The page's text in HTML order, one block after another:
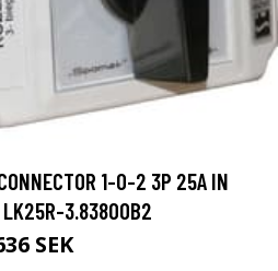
1-0-2 3P 25A IN
LK25R-3.8380OB2
SEK